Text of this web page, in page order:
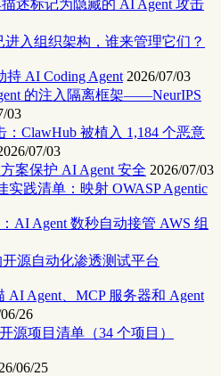
述标记为隐藏的 AI Agent 攻击
进入组织架构，谁来管理它们？
AI Coding Agent 2026/07/03
的注入隔离框架——NeurIPS
03
：ClawHub 被植入 1,184 个恶意
07/03
案保护 AI Agent 安全 2026/07/03
实践清单：映射 OWASP Agentic
AI Agent 数秒自动接管 AWS 组
源自动化渗透测试平台
AI Agent、MCP 服务器和 Agent
26
源项目清单（34 个项目）
06/25